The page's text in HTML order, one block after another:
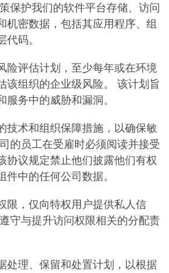
保护我们的软件平台存储、访问
机密数据，包括其应用程序、组
码。
险评估计划，至少每年或在环境
该组织的企业级风险。 该计划旨
务中的威胁和漏洞。
技术和组织保障措施，以确保敏
的员工在受雇时必须阅读并接受
协议规定禁止他们披露他们有权
中的任何公司数据。
限，仅向特权用户提供私人信
守与提升访问权限相关的分配责
处理、保留和处置计划，以根据